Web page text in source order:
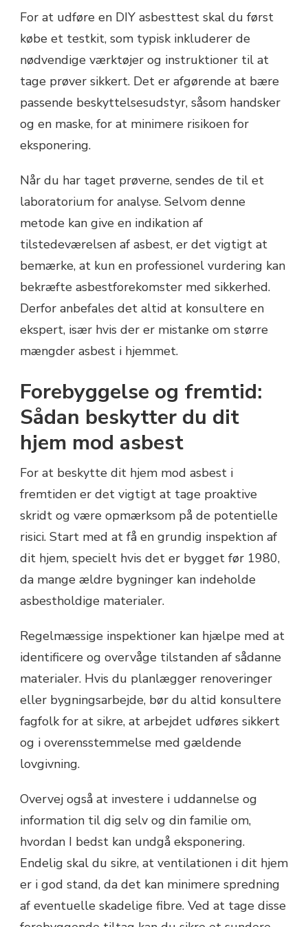
For at udføre en DIY asbesttest skal du først
købe et testkit, som typisk inkluderer de
nødvendige værktøjer og instruktioner til at
tage prøver sikkert. Det er afgørende at bære
passende beskyttelsesudstyr, såsom handsker
og en maske, for at minimere risikoen for
eksponering.
Når du har taget prøverne, sendes de til et
laboratorium for analyse. Selvom denne
metode kan give en indikation af
tilstedeværelsen af asbest, er det vigtigt at
bemærke, at kun en professionel vurdering kan
bekræfte asbestforekomster med sikkerhed.
Derfor anbefales det altid at konsultere en
ekspert, især hvis der er mistanke om større
mængder asbest i hjemmet.
Forebyggelse og fremtid:
Sådan beskytter du dit
hjem mod asbest
For at beskytte dit hjem mod asbest i
fremtiden er det vigtigt at tage proaktive
skridt og være opmærksom på de potentielle
risici. Start med at få en grundig inspektion af
dit hjem, specielt hvis det er bygget før 1980,
da mange ældre bygninger kan indeholde
asbestholdige materialer.
Regelmæssige inspektioner kan hjælpe med at
identificere og overvåge tilstanden af sådanne
materialer. Hvis du planlægger renoveringer
eller bygningsarbejde, bør du altid konsultere
fagfolk for at sikre, at arbejdet udføres sikkert
og i overensstemmelse med gældende
lovgivning.
Overvej også at investere i uddannelse og
information til dig selv og din familie om,
hvordan I bedst kan undgå eksponering.
Endelig skal du sikre, at ventilationen i dit hjem
er i god stand, da det kan minimere spredning
af eventuelle skadelige fibre. Ved at tage disse